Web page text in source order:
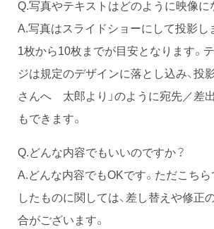
Q.写真やテキストはどのように映像に
A.写真はスライドショーにして投影し
1枚から10枚までが目安となります。
ジは規定のデザインに落とし込み、投
さんへ 太郎より」のように宛先／差
もできます。
Q.どんな内容でもいいのですか？
A.どんな内容でもOKです。ただこち
したものに関しては、差し替えや修正
合がございます。